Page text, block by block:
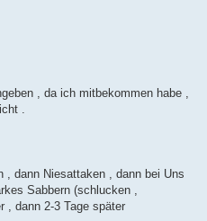
, da ich mitbekommen habe ,
.
, dann Niesattaken , dann bei Uns
Sabbern (schlucken ,
, dann 2-3 Tage später